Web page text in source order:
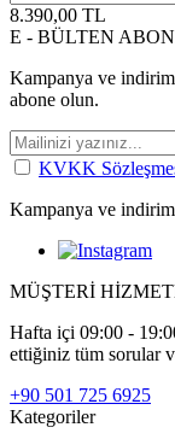
8.390,00 TL
E - BÜLTEN
Kampanya ve
abone olun.
KVKK
Kampanya ve
MÜŞTERİ
Hafta içi 09:00 -
ettiğiniz tüm sorular
+90 501 725 6925
Kategoriler